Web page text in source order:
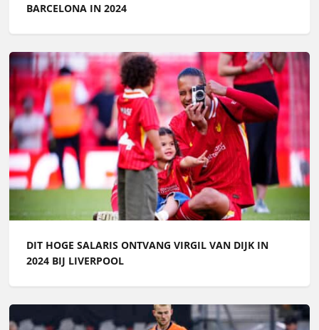
BARCELONA IN 2024
DIT HOGE SALARIS ONTVANG VIRGIL VAN DIJK IN
2024 BIJ LIVERPOOL